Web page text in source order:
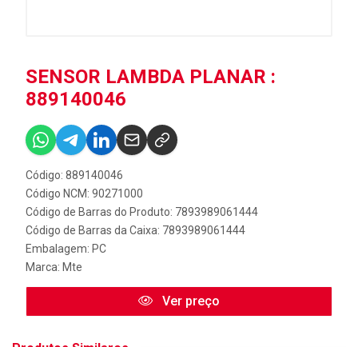
SENSOR LAMBDA PLANAR :
889140046
Código: 889140046
Código NCM: 90271000
Código de Barras do Produto: 7893989061444
Código de Barras da Caixa: 7893989061444
Embalagem: PC
Marca: Mte
Ver preço